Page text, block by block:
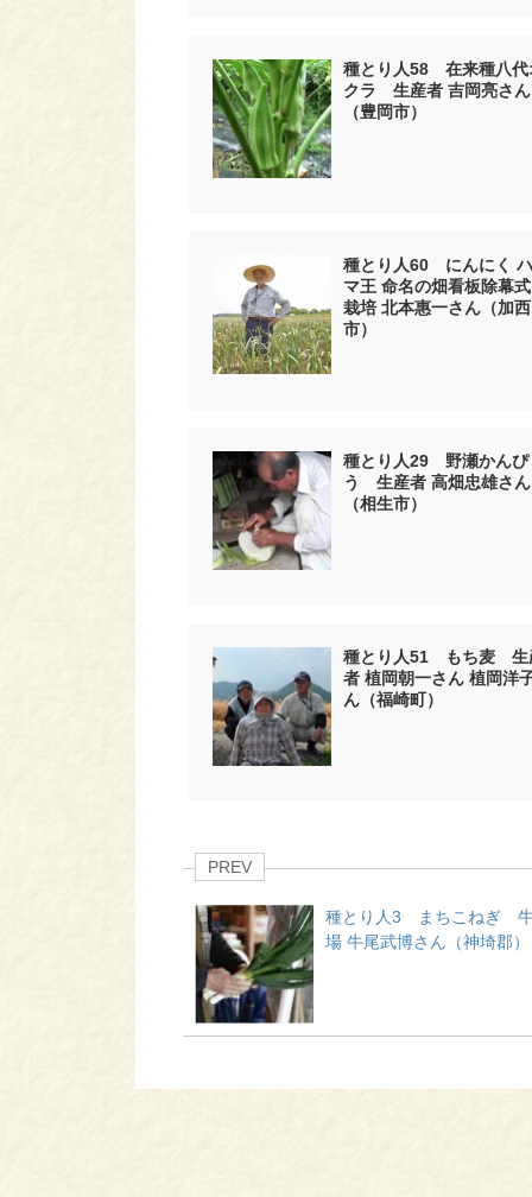
種とり人58 在来種八代
クラ 生産者 吉岡亮さん
（豊岡市）
種とり人60 にんにく
マ王 命名の畑看板除
栽培 北本惠一さん（加西
市）
種とり人29 野瀬かんぴ
う 生産者 高畑忠雄さん
（相生市）
種とり人51 もち麦 生
者 植岡朝一さん 植岡洋
ん（福崎町）
PREV
種とり人3 まちこねぎ
場 牛尾武博さん（神埼郡）